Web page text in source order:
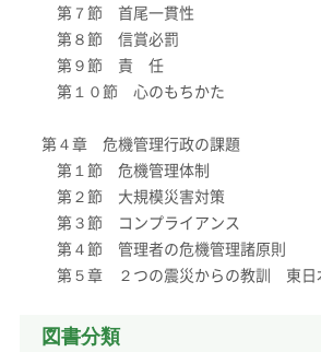
第７節 首尾一貫性
第８節 信賞必罰
第９節 責 任
第１０節 心のもちかた
第４章 危機管理行政の課題
第１節 危機管理体制
第２節 大規模災害対策
第３節 コンプライアンス
第４節 管理者の危機管理諸原則
第５章 ２つの震災からの教訓 東日
図書分類